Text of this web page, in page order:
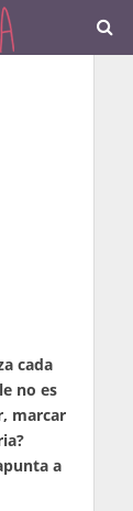
cada
no es
marcar
a